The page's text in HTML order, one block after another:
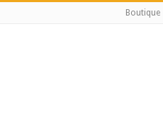
Boutique